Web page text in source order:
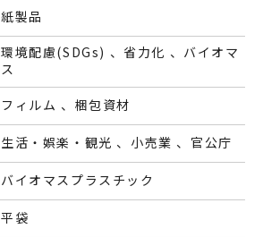
紙製品
環境配慮(SDGs) 省力化
バイオマ
ス
フィルム 梱包資材
生活・娯楽・観光 小売業 官公庁
バイオマスプラスチック
平袋